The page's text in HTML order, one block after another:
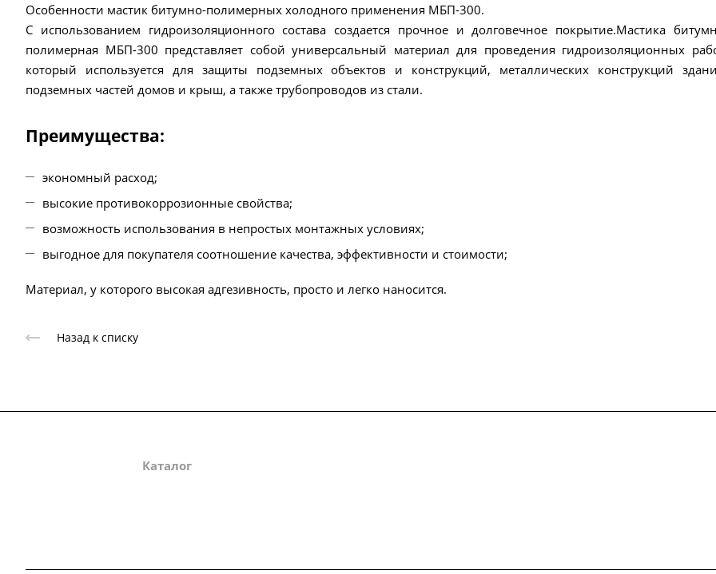
Особенности мастик битумно-полимерных холодного применения МБП-300.
С использованием гидроизоляционного состава создается прочное и долговечное покрытие.Мастика
полимерная МБП-300 представляет собой универсальный материал для проведения гидроизоляционных
который используется для защиты подземных объектов и конструкций, металлических конструкций
подземных частей домов и крыш, а также трубопроводов из стали.
Преимущества:
экономный расход;
высокие противокоррозионные свойства;
возможность использования в непростых монтажных условиях;
выгодное для покупателя соотношение качества, эффективности и стоимости;
Материал, у которого высокая адгезивность, просто и легко наносится.
Назад к списку
Каталог